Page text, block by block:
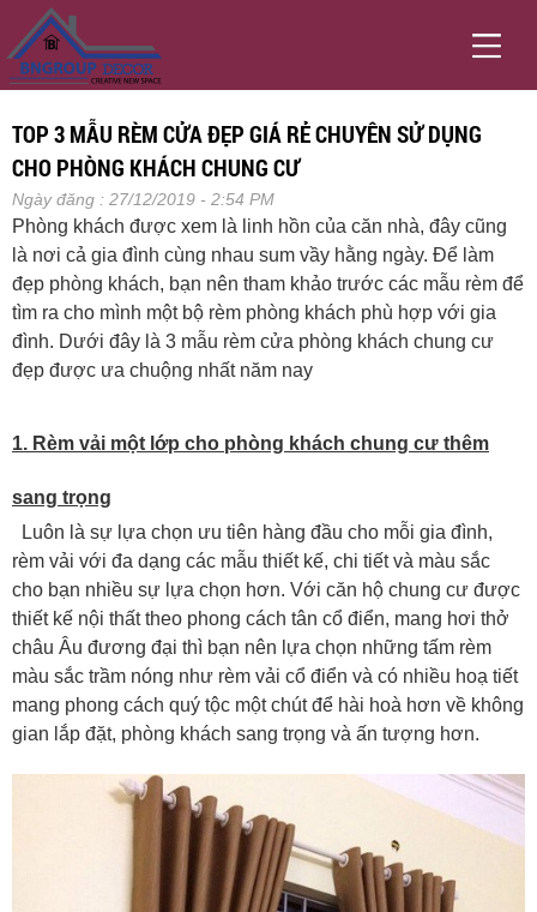
TOP 3 MẪU RÈM CỬA ĐẸP GIÁ RẺ CHUYÊN SỬ DỤNG
CHO PHÒNG KHÁCH CHUNG CƯ
Ngày đăng : 27/12/2019 - 2:54 PM
Phòng khách được xem là linh hồn của căn nhà, đây cũng
là nơi cả gia đình cùng nhau sum vầy hằng ngày. Để làm
đẹp phòng khách, bạn nên tham khảo trước các mẫu rèm để
tìm ra cho mình một bộ rèm phòng khách phù hợp với gia
đình. Dưới đây là 3 mẫu rèm cửa phòng khách chung cư
đẹp được ưa chuộng nhất năm nay
1. Rèm vải một lớp cho phòng khách chung cư thêm
sang trọng
Luôn là sự lựa chọn ưu tiên hàng đầu cho mỗi gia đình,
rèm vải với đa dạng các mẫu thiết kế, chi tiết và màu sắc
cho bạn nhiều sự lựa chọn hơn. Với căn hộ chung cư được
thiết kế nội thất theo phong cách tân cổ điển, mang hơi thở
châu Âu đương đại thì bạn nên lựa chọn những tấm rèm
màu sắc trầm nóng như rèm vải cổ điển và có nhiều hoạ tiết
mang phong cách quý tộc một chút để hài hoà hơn về không
gian lắp đặt, phòng khách sang trọng và ấn tượng hơn.